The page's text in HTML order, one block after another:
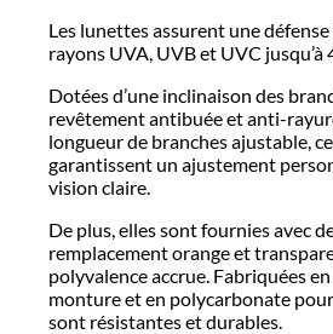
Les lunettes assurent une
rayons UVA, UVB et UVC jusqu’à
Dotées d’une inclinaison des
revêtement antibuée et anti-
longueur de branches ajustable,
garantissent un ajustement
vision claire.
De plus, elles sont fournies avec
remplacement orange et
polyvalence accrue. Fabriquées
monture et en polycarbonate
sont résistantes et durables.